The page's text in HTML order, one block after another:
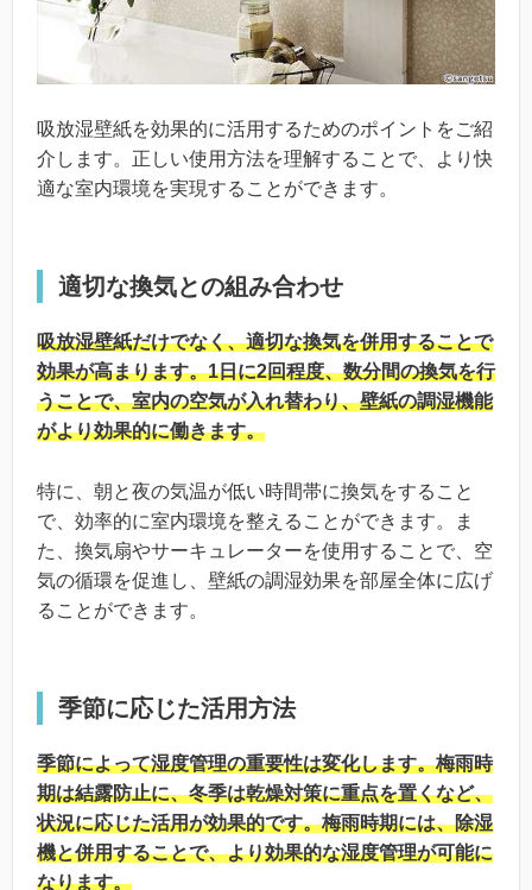
吸放湿壁紙を効果的に活用するためのポイントをご紹
介します。正しい使用方法を理解することで、より快
適な室内環境を実現することができます。
適切な換気との組み合わせ
吸放湿壁紙だけでなく、適切な換気を併用することで
効果が高まります。1日に2回程度、数分間の換気を行
うことで、室内の空気が入れ替わり、壁紙の調湿機能
がより効果的に働きます。
特に、朝と夜の気温が低い時間帯に換気をすること
で、効率的に室内環境を整えることができます。ま
た、換気扇やサーキュレーターを使用することで、空
気の循環を促進し、壁紙の調湿効果を部屋全体に広げ
ることができます。
季節に応じた活用方法
季節によって湿度管理の重要性は変化します。梅雨時
期は結露防止に、冬季は乾燥対策に重点を置くなど、
状況に応じた活用が効果的です。梅雨時期には、除湿
機と併用することで、より効果的な湿度管理が可能に
なります。